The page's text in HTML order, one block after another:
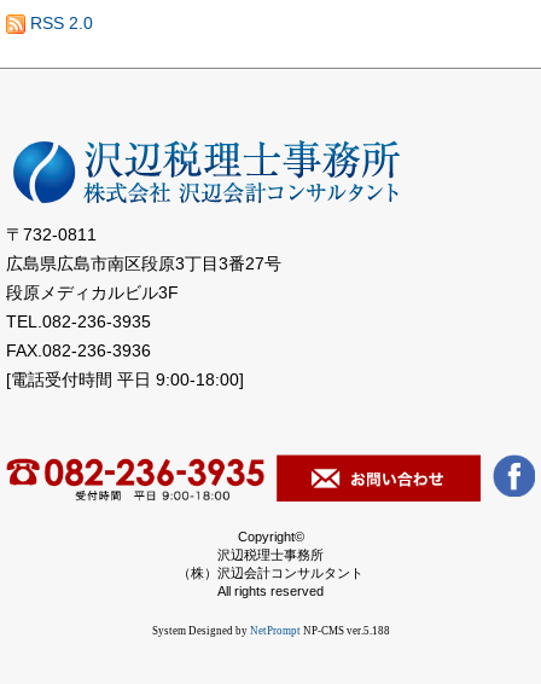
RSS 2.0
〒732-0811
広島県広島市南区段原3丁目3番27号
段原メディカルビル3F
TEL.082-236-3935
FAX.082-236-3936
[電話受付時間 平日 9:00-18:00]
Copyright©
沢辺税理士事務所
（株）沢辺会計コンサルタント
All rights reserved
System Designed by NetPromptNP-CMS ver.5.188